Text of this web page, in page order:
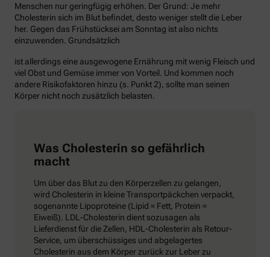
Menschen nur geringfügig erhöhen. Der Grund: Je mehr
Cholesterin sich im Blut befindet, desto weniger stellt die Leber
her. Gegen das Frühstücksei am Sonntag ist also nichts
einzuwenden. Grundsätzlich
ist allerdings eine ausgewogene Ernährung mit wenig Fleisch und
viel Obst und Gemüse immer von Vorteil. Und kommen noch
andere Risikofaktoren hinzu (s. Punkt 2), sollte man seinen
Körper nicht noch zusätzlich belasten.
Was Cholesterin so gefährlich
macht
Um über das Blut zu den Körperzellen zu gelangen,
wird Cholesterin in kleine Transportpäckchen verpackt,
sogenannte Lipoproteine (Lipid = Fett, Protein =
Eiweiß). LDL-Cholesterin dient sozusagen als
Lieferdienst für die Zellen, HDL-Cholesterin als Retour-
Service, um überschüssiges und abgelagertes
Cholesterin aus dem Körper zurück zur Leber zu